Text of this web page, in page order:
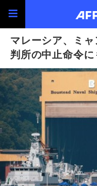
マレーシア、ミ
判所の中止命令